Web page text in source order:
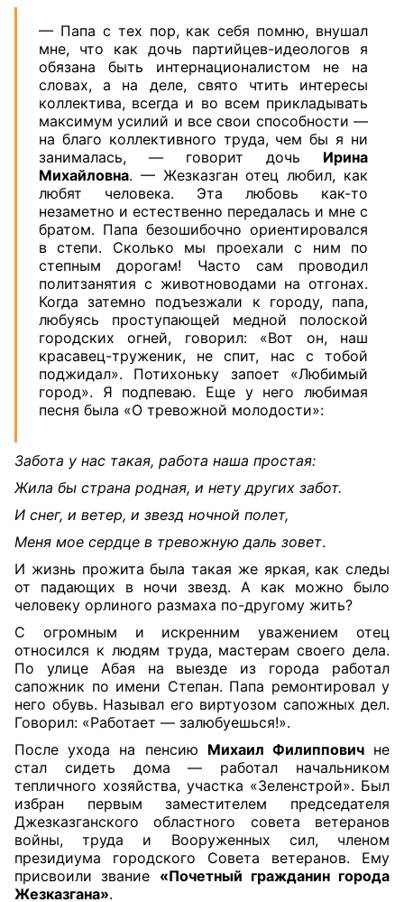
— Папа с тех пор, как себя помню, внушал
мне, что как дочь партийцев-идеологов я
обязана быть интернационалистом не на
словах, а на деле, свято чтить интересы
коллектива, всегда и во всем прикладывать
максимум усилий и все свои способности —
на благо коллективного труда, чем бы я ни
занималась, — говорит дочь Ирина
Михайловна. — Жезказган отец любил, как
любят человека. Эта любовь как-то
незаметно и естественно передалась и мне с
братом. Папа безошибочно ориентировался
в степи. Сколько мы проехали с ним по
степным дорогам! Часто сам проводил
политзанятия с животноводами на отгонах.
Когда затемно подъезжали к городу, папа,
любуясь проступающей медной полоской
городских огней, говорил: «Вот он, наш
красавец-труженик, не спит, нас с тобой
поджидал». Потихоньку запоет «Любимый
город». Я подпеваю. Еще у него любимая
песня была «О тревожной молодости»:
Забота у нас такая, работа наша простая:
Жила бы страна родная, и нету других забот.
И снег, и ветер, и звезд ночной полет,
Меня мое сердце в тревожную даль зовет.
И жизнь прожита была такая же яркая, как следы
от падающих в ночи звезд. А как можно было
человеку орлиного размаха по-другому жить?
С огромным и искренним уважением отец
относился к людям труда, мастерам своего дела.
По улице Абая на выезде из города работал
сапожник по имени Степан. Папа ремонтировал у
него обувь. Называл его виртуозом сапожных дел.
Говорил: «Работает — залюбуешься!».
После ухода на пенсию Михаил Филипповичне
стал сидеть дома — работал начальником
тепличного хозяйства, участка «Зеленстрой». Был
избран первым заместителем председателя
Джезказганского областного совета ветеранов
войны, труда и Вооруженных сил, членом
президиума городского Совета ветеранов. Ему
присвоили звание «Почетный гражданин города
Жезказгана».